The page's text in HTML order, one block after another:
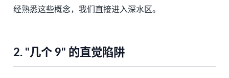
经熟悉这些概念，我们直接进入深水区。
2."几个 9" 的直觉陷阱